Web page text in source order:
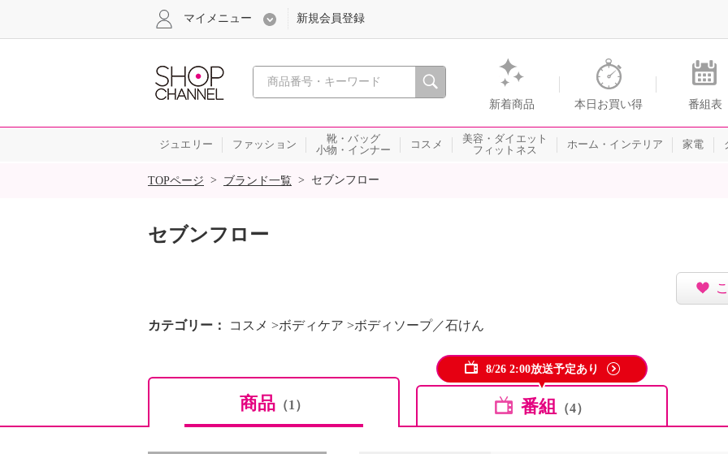
心おどる、瞬間を。通販・テレビショッピングのショップチャンネル
新着商品 本日お買い得 番組表
マイメニュー 新規会員登録
ジュエリー ファッション
靴・バッグ
小物・インナー
コスメ
美容・ダイエット
フィットネス
ホーム・インテリア 家電
SALE
TOPページ > ブランド一覧 > セブンフロー
セブンフロー
カテゴリー コスメ >ボディケア >ボディソープ／石けん
商品 （1） 番組 （4）
8/26 2:00放送予定あり